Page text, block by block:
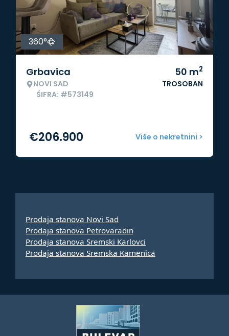
360°
Grbavica
NOVI SAD
ŠIFRA: #573149
50 m2
TROSOBAN
Više o nekretnini >
€206.900
Prodaja stanova Novi Sad
Prodaja stanova Petrovaradin
Prodaja stanova Sremski Karlovci
Prodaja stanova Sremska Kamenica